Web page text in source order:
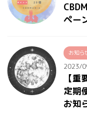
ペー
お知ら
2023/
【
定期
お知